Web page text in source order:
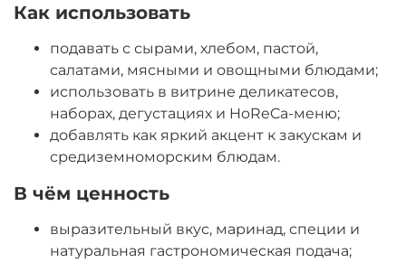
Как использовать
подавать с сырами, хлебом, пастой,
салатами, мясными и овощными блюдами;
использовать в витрине деликатесов,
наборах, дегустациях и HoReCa-меню;
добавлять как яркий акцент к закускам и
средиземноморским блюдам.
В чём ценность
выразительный вкус, маринад, специи и
натуральная гастрономическая подача;